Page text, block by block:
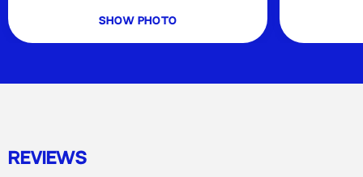
show photo
REVIEWS